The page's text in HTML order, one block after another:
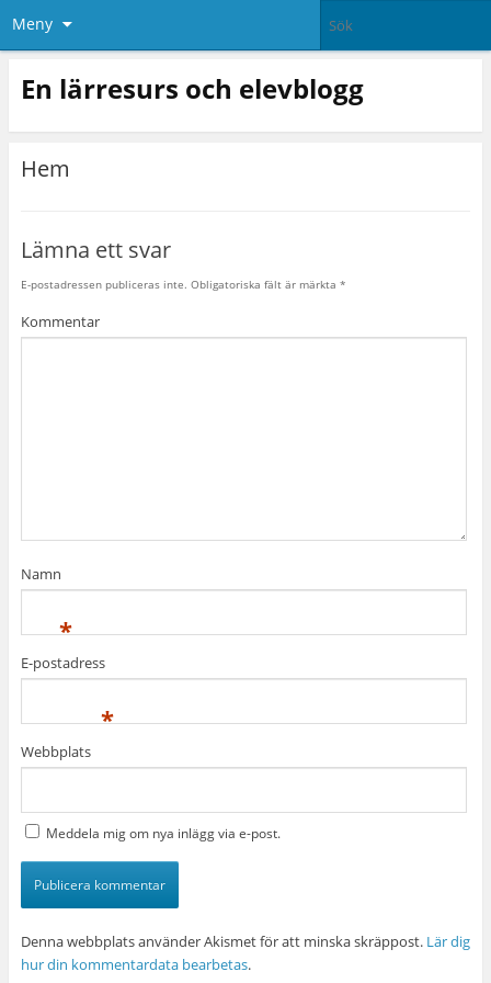
Meny
En lärresurs och elevblogg
Hem
Lämna ett svar
E-postadressen publiceras inte. Obligatoriska fält är märkta *
Kommentar
Namn
*
E-postadress
*
Webbplats
Meddela mig om nya inlägg via e-post.
Denna webbplats använder Akismet för att minska skräppost. Lär dig
hur din kommentardata bearbetas.